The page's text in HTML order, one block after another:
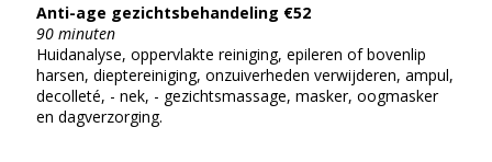
Anti-age gezichtsbehandeling €52
90 minuten
Huidanalyse, oppervlakte reiniging, epileren of bovenlip
harsen, dieptereiniging, onzuiverheden verwijderen, ampul,
decolleté, - nek, - gezichtsmassage, masker, oogmasker
en dagverzorging.